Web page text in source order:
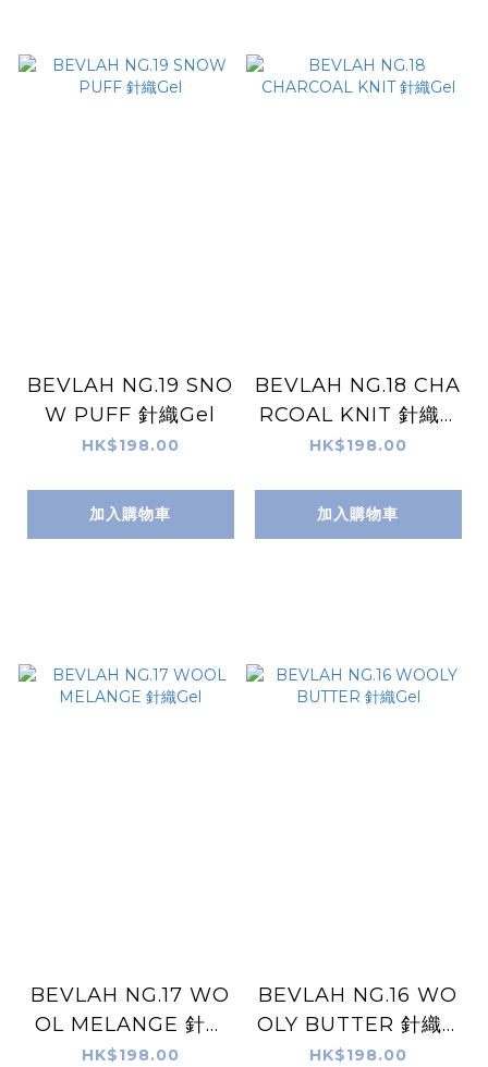
BEVLAH NG.19 SNO
W PUFF 針織Gel
HK$198.00
加入購物車
BEVLAH NG.18 CHA
RCOAL KNIT 針織G
el
HK$198.00
加入購物車
BEVLAH NG.17 WO
OL MELANGE 針織
Gel
HK$198.00
BEVLAH NG.16 WO
OLY BUTTER 針織G
el
HK$198.00